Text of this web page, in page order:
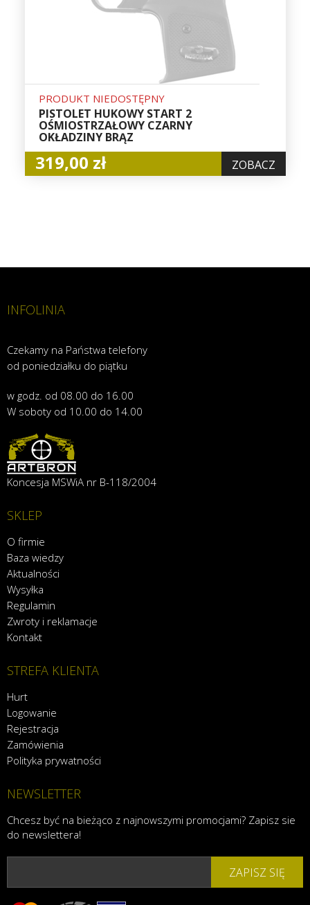
PRODUKT NIEDOSTĘPNY
PISTOLET HUKOWY START 2
OŚMIOSTRZAŁOWY CZARNY
OKŁADZINY BRĄZ
319,00 zł ZOBACZ
INFOLINIA
Czekamy na Państwa telefony
od poniedziałku do piątku
w godz. od 08.00 do 16.00
W soboty od 10.00 do 14.00
Koncesja MSWiA nr B-118/2004
SKLEP
O firmie
Baza wiedzy
Aktualności
Wysyłka
Regulamin
Zwroty i reklamacje
Kontakt
STREFA KLIENTA
Hurt
Logowanie
Rejestracja
Zamówienia
Polityka prywatności
NEWSLETTER
Chcesz być na bieżąco z najnowszymi promocjami? Zapisz sie
do newslettera!
ZAPISZ SIĘ